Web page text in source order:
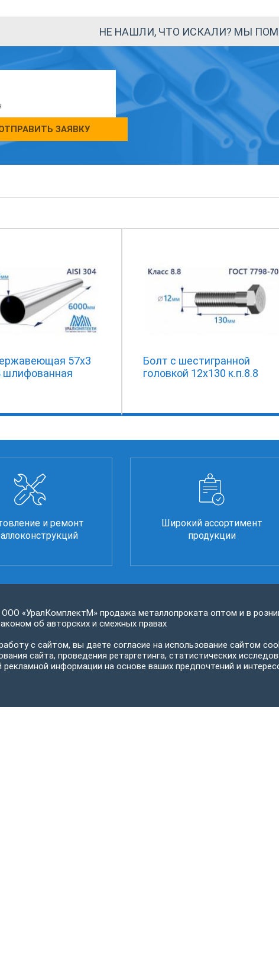
НЕ НАШЛИ, ЧТО ИСКАЛИ? МЫ
ЗАЯВКУ
57х3
шлифованная
Болт с шестигранной
головкой 12х130 к.п.8.8
и ремонт
Широкий ассортимент
продукции
«УралКомплектМ» продажа металлопроката оптом и в
об авторских и смежных правах
с сайтом, вы даете согласие на использование сайтом
сайта, проведения ретаргетинга, статистических
рекламной информации на основе ваших предпочтений и